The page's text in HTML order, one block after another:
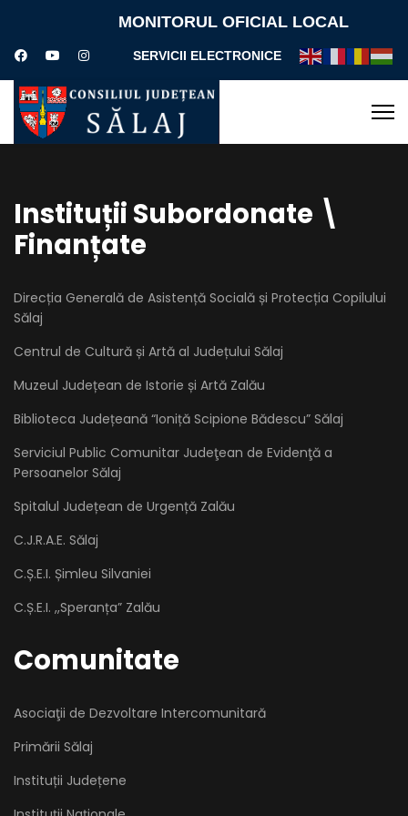
MONITORUL OFICIAL LOCAL
SERVICII ELECTRONICE
Instituții Subordonate \
Finanțate
Direcția Generală de Asistență Socială și Protecția Copilului
Sălaj
Centrul de Cultură și Artă al Județului Sălaj
Muzeul Județean de Istorie și Artă Zalău
Biblioteca Județeană “Ioniță Scipione Bădescu” Sălaj
Serviciul Public Comunitar Judeţean de Evidenţă a
Persoanelor Sălaj
Spitalul Județean de Urgență Zalău
C.J.R.A.E. Sălaj
C.Ș.E.I. Șimleu Silvaniei
C.Ș.E.I. ,,Speranța” Zalău
Comunitate
Asociaţii de Dezvoltare Intercomunitară
Primării Sălaj
Instituții Județene